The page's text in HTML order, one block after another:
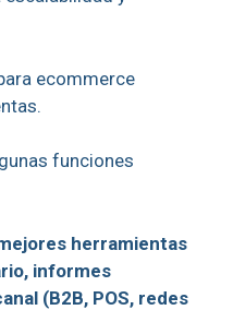
ecommerce
funciones
herramientas
informes
(B2B, POS, redes